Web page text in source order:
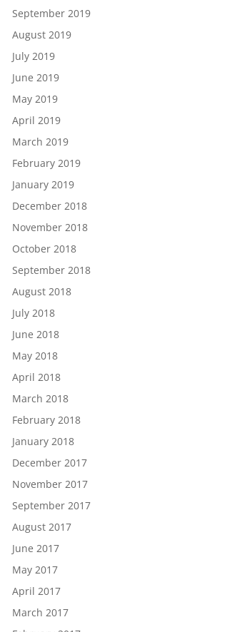
September 2019
August 2019
July 2019
June 2019
May 2019
April 2019
March 2019
February 2019
January 2019
December 2018
November 2018
October 2018
September 2018
August 2018
July 2018
June 2018
May 2018
April 2018
March 2018
February 2018
January 2018
December 2017
November 2017
September 2017
August 2017
June 2017
May 2017
April 2017
March 2017